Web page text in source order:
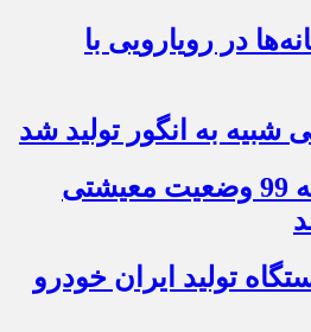
در رویارویی با
شبیه به انگور تولید شد
تصویب لایحه بودجه 99 وضعیت معیشتی
هزار دستگاه تولید ایران خودرو